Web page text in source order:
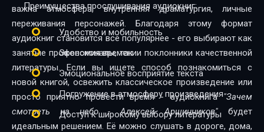
важна атмосфера, внутренняя драматургия, личные
переживания персонажей. Благодаря этому формат
аудиокниг становится всё популярнее - его выбирают как
занятые профессионалы, так и поклонники качественной
литературы. Если вы ищете способ познакомиться с
новой книгой, освежить классическое произведение или
просто приятно провести время - аудиокнига"Зачем
смотреть на небо - Алексей Аршинников"будет
идеальным решением. Её можно слушать в дороге, дома,
Преимущества прослушивания аудиокниг:
Удобство и мобильность
Экономия времени
Эмоциональное восприятие текста
Погружение в атмосферу произведения
Доступ к широкому выбору литературы